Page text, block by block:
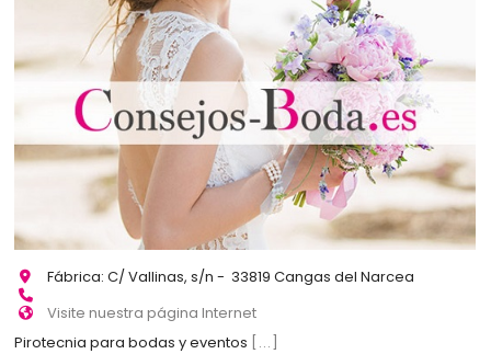
Fábrica: C/ Vallinas, s/n - 33819 Cangas del Narcea
Visite nuestra página Internet
Pirotecnia para bodas y eventos [...]